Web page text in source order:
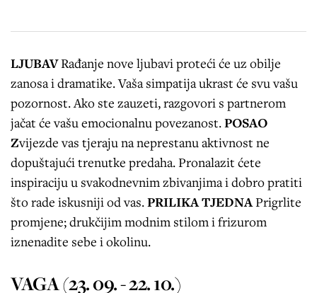
LJUBAVRađanje nove ljubavi proteći će uz obilje
zanosa i dramatike. Vaša simpatija ukrast će svu vašu
pozornost. Ako ste zauzeti, razgovori s partnerom
jačat će vašu emocionalnu povezanost.POSAO
Zvijezde vas tjeraju na neprestanu aktivnost ne
dopuštajući trenutke predaha. Pronalazit ćete
inspiraciju u svakodnevnim zbivanjima i dobro pratiti
što rade iskusniji od vas.PRILIKA TJEDNAPrigrlite
promjene; drukčijim modnim stilom i frizurom
iznenadite sebe i okolinu.
VAGA (23. 09. - 22. 10.)